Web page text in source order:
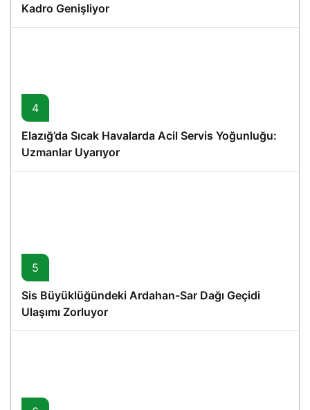
Kadro Genişliyor
4
Elazığ’da Sıcak Havalarda Acil Servis Yoğunluğu:
Uzmanlar Uyarıyor
5
Sis Büyüklüğündeki Ardahan-Sar Dağı Geçidi
Ulaşımı Zorluyor